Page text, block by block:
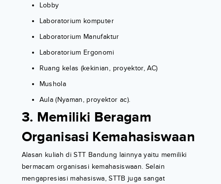
Lobby
Laboratorium komputer
Laboratorium Manufaktur
Laboratorium Ergonomi
Ruang kelas (kekinian, proyektor, AC)
Mushola
Aula (Nyaman, proyektor ac).
3. Memiliki Beragam
Organisasi Kemahasiswaan
Alasan kuliah di STT Bandung lainnya yaitu memiliki
bermacam organisasi kemahasiswaan. Selain
mengapresiasi mahasiswa, STTB juga sangat